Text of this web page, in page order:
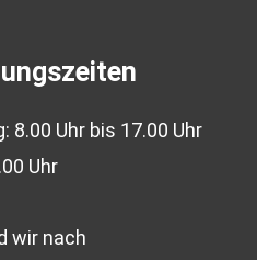
8.00 Uhr bis 17.00 Uhr
Uhr
wir nach